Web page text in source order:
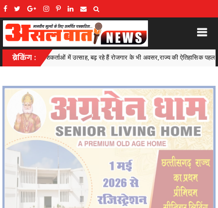
ब्रेकिंग :
के भी अवसर,राज्य की ऐतिहासिक पहल Kawardha अवैध शराब के कारोबार पर